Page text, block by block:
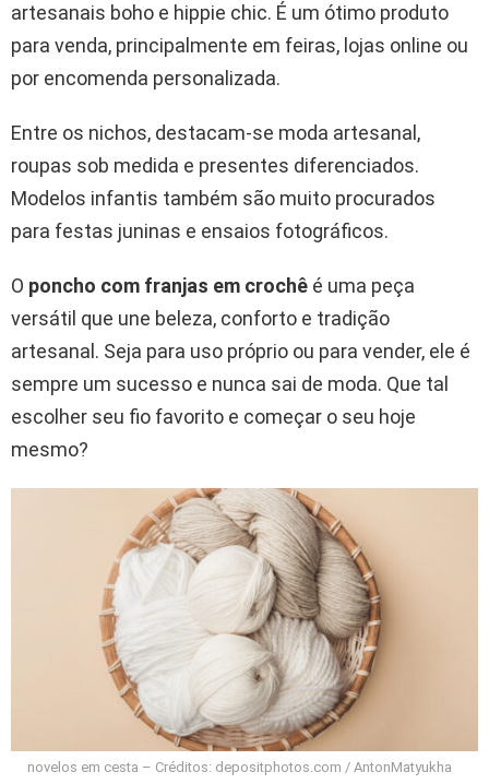
artesanais boho e hippie chic. É um ótimo produto
para venda, principalmente em feiras, lojas online ou
por encomenda personalizada.
Entre os nichos, destacam-se moda artesanal,
roupas sob medida e presentes diferenciados.
Modelos infantis também são muito procurados
para festas juninas e ensaios fotográficos.
O poncho com franjas em crochê é uma peça
versátil que une beleza, conforto e tradição
artesanal. Seja para uso próprio ou para vender, ele é
sempre um sucesso e nunca sai de moda. Que tal
escolher seu fio favorito e começar o seu hoje
mesmo?
novelos em cesta – Créditos: depositphotos.com / AntonMatyukha